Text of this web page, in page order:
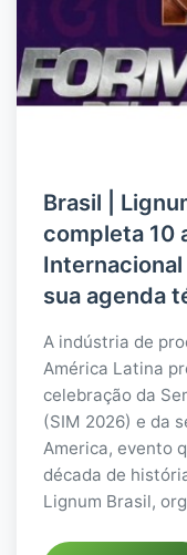
Brasil |
completa 10
sua agenda
A indústria de
América Latina
celebração da
(SIM 2026) e da
America, evento
década de
Lignum Brasil,